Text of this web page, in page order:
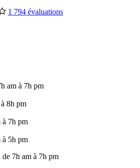
1 794 évaluations
am à 7h pm
8h pm
à 7h pm
à 5h pm
7h am à 7h pm